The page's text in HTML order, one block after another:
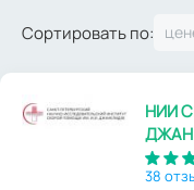
Сортировать по:
НИИ
38